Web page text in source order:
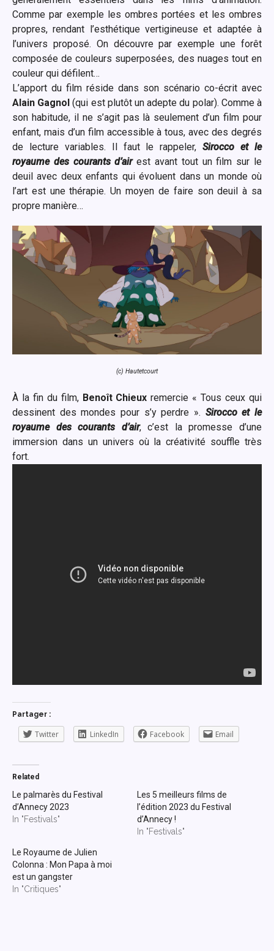
Comme par exemple les ombres portées et les ombres
propres, rendant l’esthétique vertigineuse et adaptée à
l’univers proposé. On découvre par exemple une forêt
composée de couleurs superposées, des nuages tout en
couleur qui défilent…
L’apport du film réside dans son scénario co-écrit avec
Alain Gagnol (qui est plutôt un adepte du polar). Comme à
son habitude, il ne s’agit pas là seulement d’un film pour
enfant, mais d’un film accessible à tous, avec des degrés
de lecture variables. Il faut le rappeler,Sirocco et le
royaume des courants d’airest avant tout un film sur le
deuil avec deux enfants qui évoluent dans un monde où
l’art est une thérapie. Un moyen de faire son deuil à sa
propre manière…
(c) Hautetcourt
À la fin du film, Benoît Chieux remercie « Tous ceux qui
dessinent des mondes pour s’y perdre ». Sirocco et le
royaume des courants d’air, c’est la promesse d’une
immersion dans un univers où la créativité souffle très
fort.
Partager :
Twitter LinkedIn Facebook Email
Related
Le palmarès du Festival
d’Annecy 2023
In "Festivals"
Les 5 meilleurs films de
l’édition 2023 du Festival
d’Annecy !
In "Festivals"
Le Royaume de Julien
Colonna : Mon Papa à moi
est un gangster
In "Critiques"